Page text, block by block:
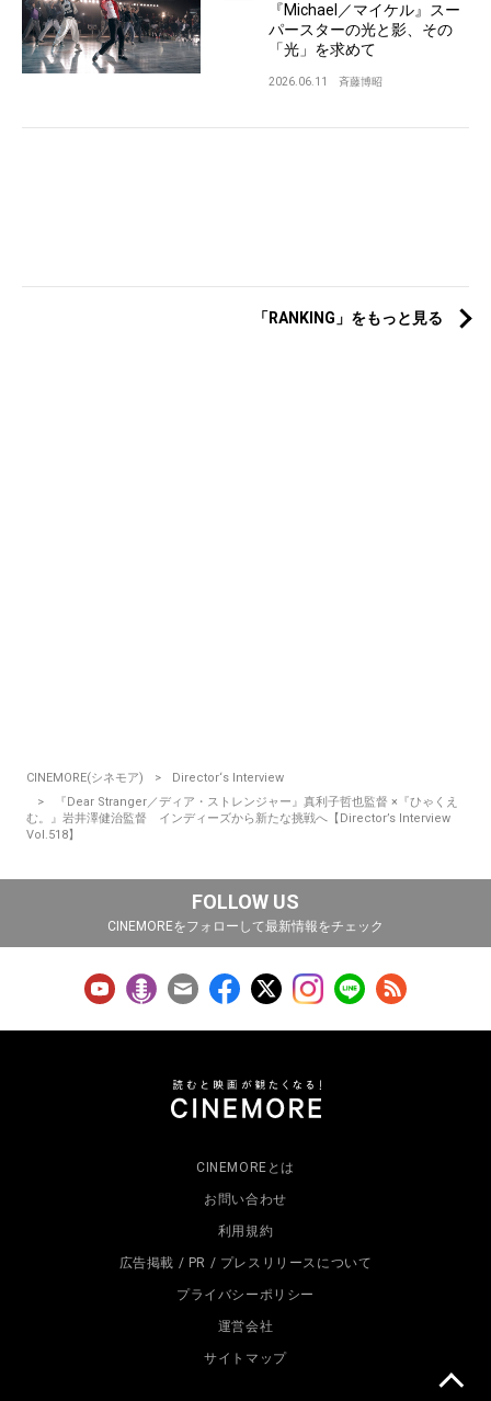
『Michael／マイケル』スー
パースターの光と影、その
「光」を求めて
2026.06.11 斉藤博昭
「RANKING」をもっと見る
CINEMORE(シネモア)
Director‘s Interview
『Dear Stranger／ディア・ストレンジャー』真利子哲也監督 ×『ひゃくえ
む。』岩井澤健治監督 インディーズから新たな挑戦へ【Director’s Interview
Vol.518】
FOLLOW US
CINEMOREをフォローして最新情報をチェック
CINEMOREとは
お問い合わせ
利用規約
広告掲載 / PR / プレスリリースについて
プライバシーポリシー
運営会社
サイトマップ